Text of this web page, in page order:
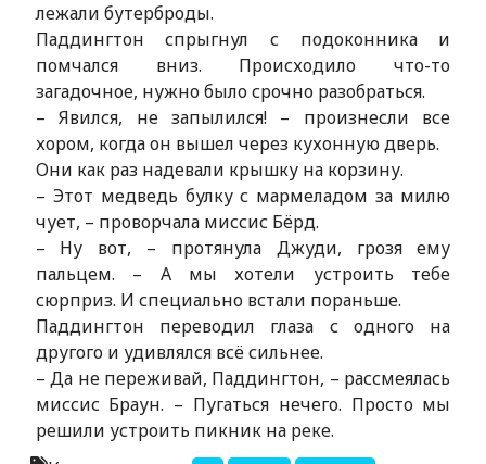
лежали бутерброды.
Паддингтон спрыгнул с подоконника и
помчался вниз. Происходило что-то
загадочное, нужно было срочно разобраться.
– Явился, не запылился! – произнесли все
хором, когда он вышел через кухонную дверь.
Они как раз надевали крышку на корзину.
– Этот медведь булку с мармеладом за милю
чует, – проворчала миссис Бёрд.
– Ну вот, – протянула Джуди, грозя ему
пальцем. – А мы хотели устроить тебе
сюрприз. И специально встали пораньше.
Паддингтон переводил глаза с одного на
другого и удивлялся всё сильнее.
– Да не переживай, Паддингтон, – рассмеялась
миссис Браун. – Пугаться нечего. Просто мы
решили устроить пикник на реке.